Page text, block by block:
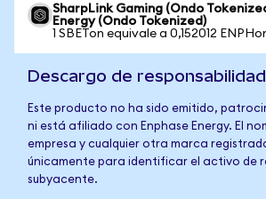
SharpLink Gaming (Ondo
Energy (Ondo Tokenized)
1 SBETon equivale a 0,152012
Descargo de responsabilidad
Este producto no ha sido emitido,
ni está afiliado con Enphase Energy. El
empresa y cualquier otra marca
únicamente para identificar el activo de
subyacente.